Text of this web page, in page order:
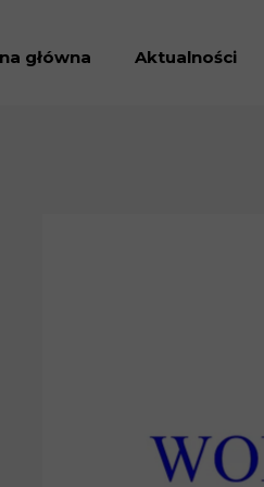
główna Aktualności